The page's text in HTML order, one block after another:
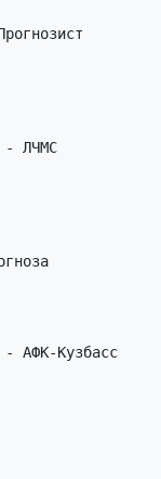
- ЛЧМС
- АФК-Кузбасс